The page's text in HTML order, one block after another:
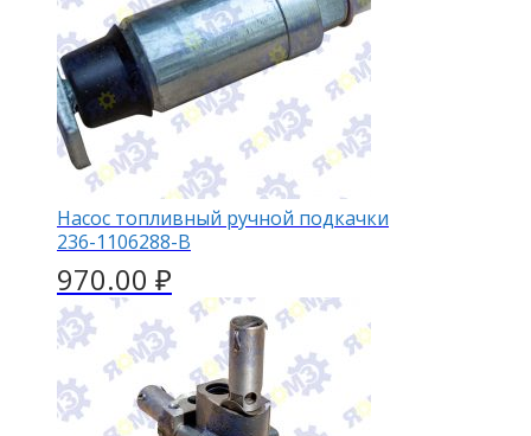
Насос топливный ручной подкачки
236-1106288-В
970.00 ₽